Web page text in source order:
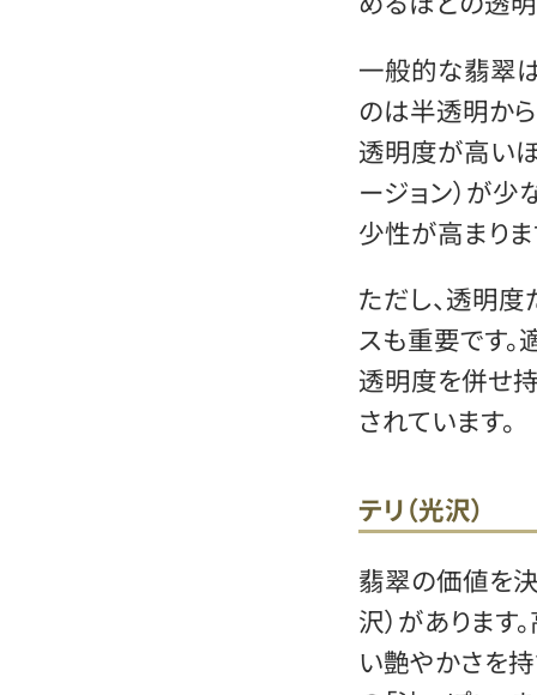
一般的な翡翠
のは半透明か
透明度が高い
ージョン）が少
少性が高まりま
ただし、透明度
スも重要です
透明度を併せ
されています。
テリ（光沢）
翡翠の価値を
沢）があります
い艶やかさを持